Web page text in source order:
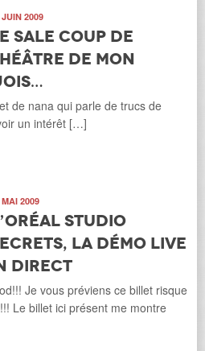
2009
sale coup de
de mon
de nana qui parle de trucs de
un intérêt […]
2009
Studio
la démo live
direct
Je vous préviens ce billet risque
Le billet ici présent me montre